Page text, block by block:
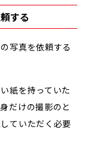
する
写真を依頼する
紙を持っていた
だけの撮影のと
ていただく必要